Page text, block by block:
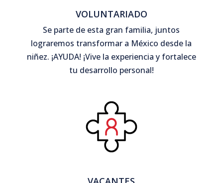
VOLUNTARIADO
Se parte de esta gran familia, juntos
lograremos transformar a México desde la
niñez. ¡AYUDA! ¡Vive la experiencia y fortalece
tu desarrollo personal!